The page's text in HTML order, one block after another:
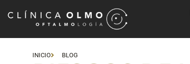
INICIO BLOG